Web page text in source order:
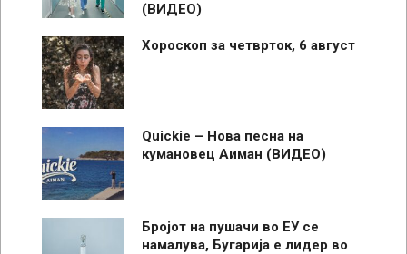
(ВИДЕО)
Хороскоп за четврток, 6 август
Quickie – Нова песна на
кумановец Аиман (ВИДЕО)
Бројот на пушачи во ЕУ се
намалува, Бугарија е лидер во